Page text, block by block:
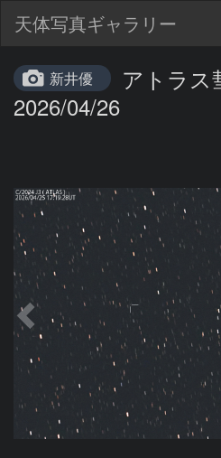
天体写真ギャラリー
新井優
アトラス
2026/04/26